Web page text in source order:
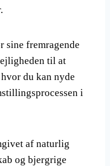
sine fremragende
til at
du kan nyde
i
af naturlig
og bjergrige